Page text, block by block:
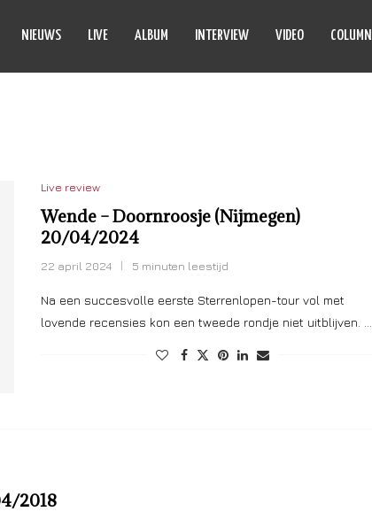
NIEUWS LIVE ALBUM INTERVIEW VIDEO COLUMN
Live review
Wende – Doornroosje (Nijmegen)
20/04/2024
22 april 2024 5 minuten leestijd
Na een succesvolle eerste Sterrenlopen-tour vol met
lovende recensies kon een tweede rondje niet uitblijven. …
2018